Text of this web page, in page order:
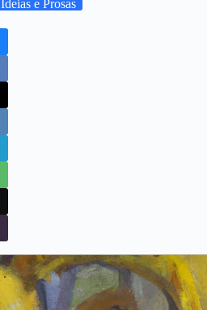
Ideias e Prosas